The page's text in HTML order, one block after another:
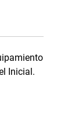
Inicial.